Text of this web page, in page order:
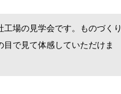
工場の見学会です。ものづくり
目で見て体感していただけま